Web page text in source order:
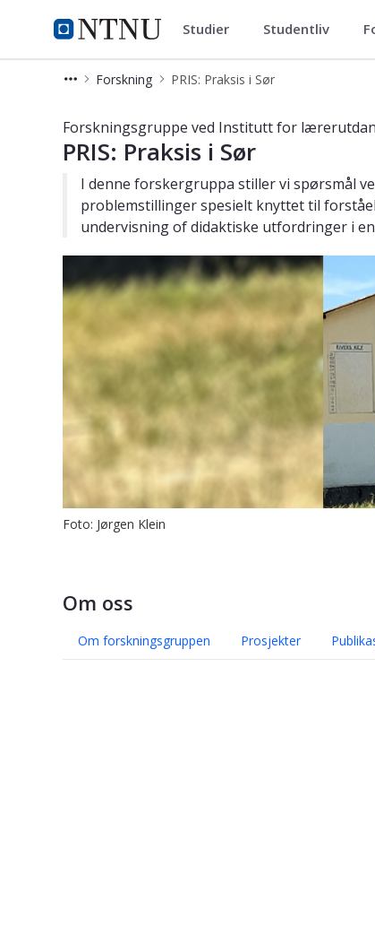
NTNU Hjemmeside
Institutt for lærerutdanning
Studier Studentliv
Forskning PRIS: Praksis i Sør
Forskningsgruppe ved Institutt for
PRIS: Praksis i Sør
I denne forskergruppa stiller vi spørsmål
problemstillinger spesielt knyttet til
undervisning of didaktiske utfordringer i
Foto: Jørgen Klein
Om oss
Om forskningsgruppen Prosjekter